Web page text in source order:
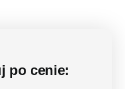
po cenie: